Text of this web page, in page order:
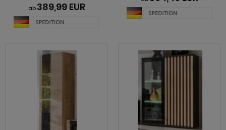
ab 389,99 EUR
Vestland
Stove weiß Pinie
Stream
Synnax
Timber
Tomaso